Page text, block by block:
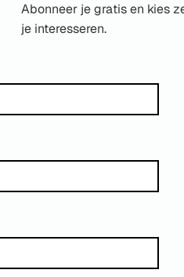
Abonneer je gratis en kies
je interesseren.